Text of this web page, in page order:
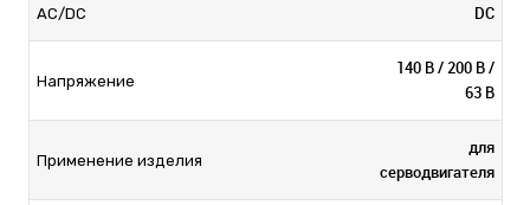
AC/DC DC
Напряжение
140 В / 200 В /
63 В
Применение изделия
для
серводвигателя